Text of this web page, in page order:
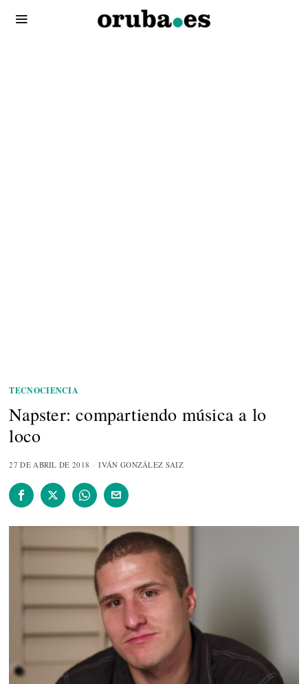
TECNOCIENCIA
Napster: compartiendo música a lo
loco
27 DE ABRIL DE 2018 IVÁN GONZÁLEZ SAIZ